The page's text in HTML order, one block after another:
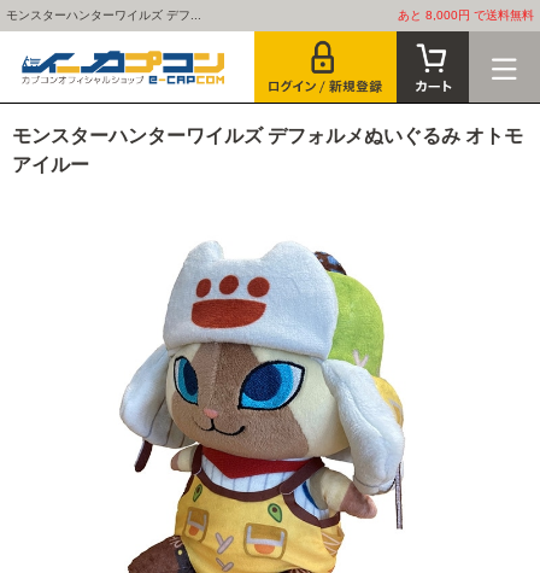
モンスターハンターワイルズ デフ... あと 8,000円 で送料無料
モンスターハンターワイルズ デフォルメぬいぐるみ オトモ
アイルー